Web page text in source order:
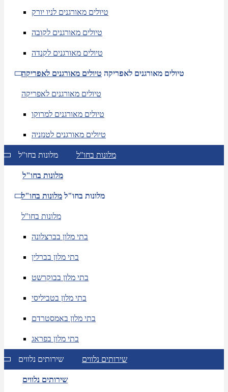
טיולים מאורגנים לניו יורק
טיולים מאורגנים לקובה
טיולים מאורגנים לקנדה
טיולים מאורגנים לאפריקה טיולים מאורגנים לאפריקה
טיולים מאורגנים לאפריקה
טיולים מאורגנים למרוקו
טיולים מאורגנים לטנזניה
מלונות בחו"ל מלונות בחו"ל
מלונות בחו"ל
מלונות בחו"ל מלונות בחו"ל
מלונות בחו"ל
בתי מלון בברצלונה
בתי מלון בברלין
בתי מלון בבוקרשט
בתי מלון בטביליסי
בתי מלון באמסטרדם
בתי מלון בפראג
שירותים נלווים שירותים נלווים
שירותים נלווים